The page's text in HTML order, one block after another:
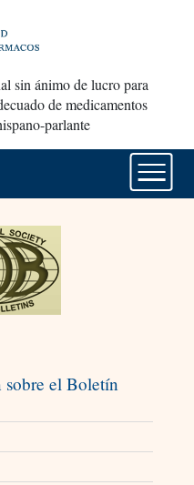
sin ánimo de lucro para
de medicamentos
parlante
sobre el Boletín